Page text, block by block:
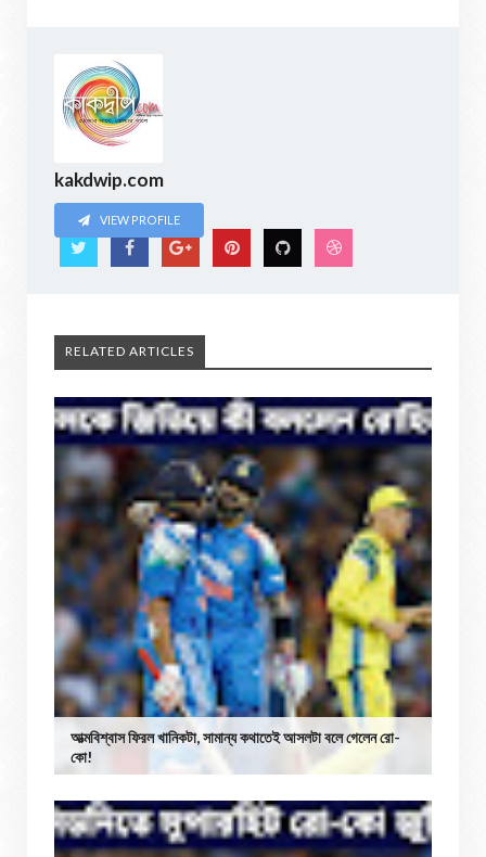
kakdwip.com
VIEW PROFILE
RELATED ARTICLES
আত্মবিশ্বাস ফিরল খানিকটা, সামান্য কথাতেই আসলটা বলে গেলেন রো-
কো!